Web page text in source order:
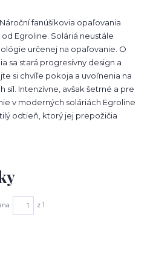
fanúšikovia opaľovania
Egroline. Soláriá neustále
určenej na opaľovanie. O
sa stará progresívny design a
si chvíľe pokoja a uvoľnenia na
síl. Intenzívne, avšak šetrné a pre
v moderných soláriách Egroline
odtieň, ktorý jej prepožičia
z 1